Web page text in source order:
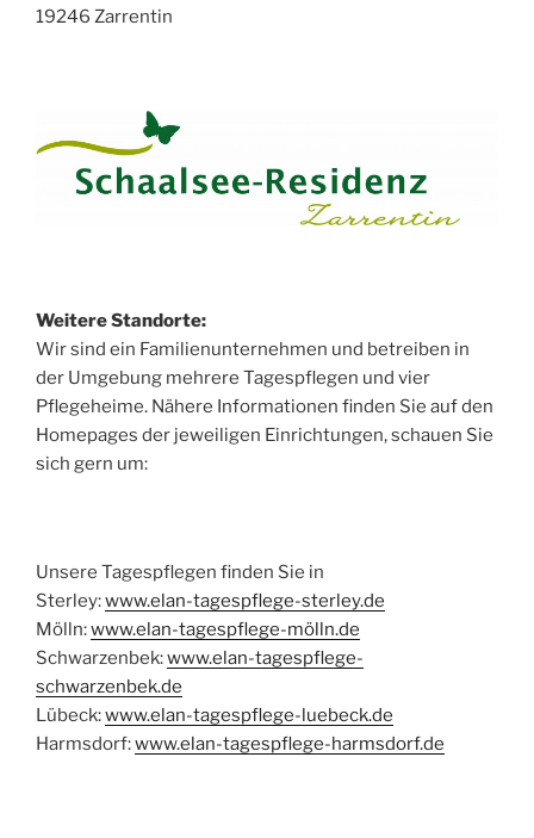
19246 Zarrentin
Weitere Standorte:
Wir sind ein Familienunternehmen und betreiben in
der Umgebung mehrere Tagespflegen und vier
Pflegeheime. Nähere Informationen finden Sie auf den
Homepages der jeweiligen Einrichtungen, schauen Sie
sich gern um:
Unsere Tagespflegen finden Sie in
Sterley:www.elan-tagespflege-sterley.de
Mölln:www.elan-tagespflege-mölln.de
Schwarzenbek:www.elan-tagespflege-
schwarzenbek.de
Lübeck:www.elan-tagespflege-luebeck.de
Harmsdorf:www.elan-tagespflege-harmsdorf.de